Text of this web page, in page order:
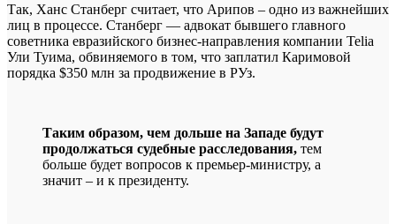
Так, Ханс Станберг считает, что Арипов – одно из важнейших
лиц в процессе. Станберг — адвокат бывшего главного
советника евразийского бизнес-направления компании Telia
Ули Туима, обвиняемого в том, что заплатил Каримовой
порядка $350 млн за продвижение в РУз.
Таким образом, чем дольше на Западе будут
продолжаться судебные расследования, тем
больше будет вопросов к премьер-министру, а
значит – и к президенту.